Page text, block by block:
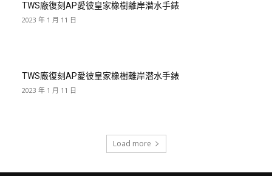
TWS廠復刻AP愛彼皇家橡樹離岸潜水手錶
2023 年 1 月 11 日
TWS廠復刻AP愛彼皇家橡樹離岸潜水手錶
2023 年 1 月 11 日
Load more